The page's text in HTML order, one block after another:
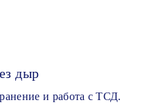
дыр
и работа с ТСД.